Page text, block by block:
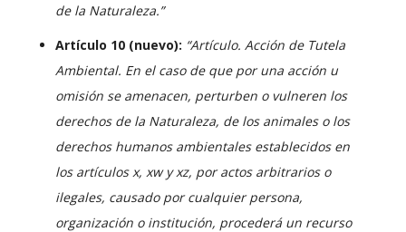
de la Naturaleza.”
Artículo 10 (nuevo): “Artículo. Acción de Tutela
Ambiental. En el caso de que por una acción u
omisión se amenacen, perturben o vulneren los
derechos de la Naturaleza, de los animales o los
derechos humanos ambientales establecidos en
los artículos x, xw y xz, por actos arbitrarios o
ilegales, causado por cualquier persona,
organización o institución, procederá un recurso